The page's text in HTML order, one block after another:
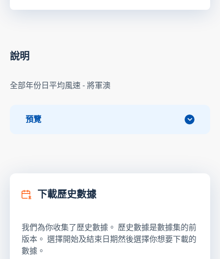
說明
全部年份日平均風速 - 將軍澳
預覽
下載歷史數據
我們為你收集了歷史數據。 歷史數據是數據集的前
版本。 選擇開始及結束日期然後選擇你想要下載的
數據。